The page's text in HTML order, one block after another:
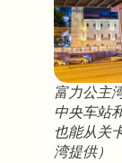
富力公主
中央车站
也能从关
湾提供）